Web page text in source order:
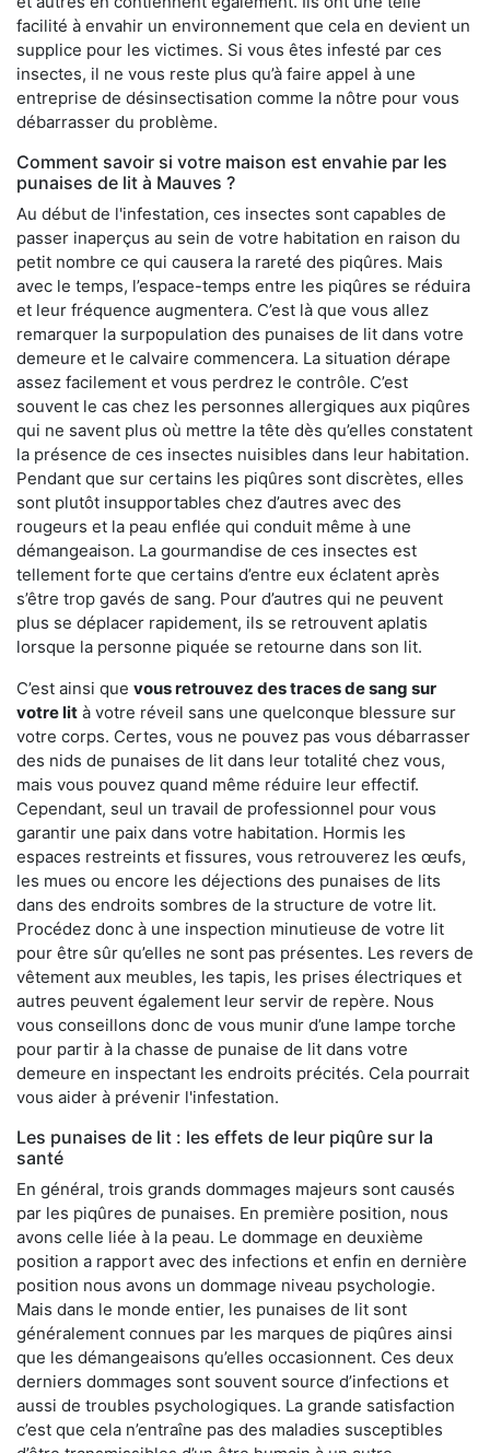
facilité à envahir un environnement que cela en devient un
supplice pour les victimes. Si vous êtes infesté par ces
insectes, il ne vous reste plus qu’à faire appel à une
entreprise de désinsectisation comme la nôtre pour vous
débarrasser du problème.
Comment savoir si votre maison est envahie par les
punaises de lit à Mauves ?
Au début de l'infestation, ces insectes sont capables de
passer inaperçus au sein de votre habitation en raison du
petit nombre ce qui causera la rareté des piqûres. Mais
avec le temps, l’espace-temps entre les piqûres se réduira
et leur fréquence augmentera. C’est là que vous allez
remarquer la surpopulation des punaises de lit dans votre
demeure et le calvaire commencera. La situation dérape
assez facilement et vous perdrez le contrôle. C’est
souvent le cas chez les personnes allergiques aux piqûres
qui ne savent plus où mettre la tête dès qu’elles constatent
la présence de ces insectes nuisibles dans leur habitation.
Pendant que sur certains les piqûres sont discrètes, elles
sont plutôt insupportables chez d’autres avec des
rougeurs et la peau enflée qui conduit même à une
démangeaison. La gourmandise de ces insectes est
tellement forte que certains d’entre eux éclatent après
s’être trop gavés de sang. Pour d’autres qui ne peuvent
plus se déplacer rapidement, ils se retrouvent aplatis
lorsque la personne piquée se retourne dans son lit.
C’est ainsi que vous retrouvez des traces de sang sur
votre lit à votre réveil sans une quelconque blessure sur
votre corps. Certes, vous ne pouvez pas vous débarrasser
des nids de punaises de lit dans leur totalité chez vous,
mais vous pouvez quand même réduire leur effectif.
Cependant, seul un travail de professionnel pour vous
garantir une paix dans votre habitation. Hormis les
espaces restreints et fissures, vous retrouverez les œufs,
les mues ou encore les déjections des punaises de lits
dans des endroits sombres de la structure de votre lit.
Procédez donc à une inspection minutieuse de votre lit
pour être sûr qu’elles ne sont pas présentes. Les revers de
vêtement aux meubles, les tapis, les prises électriques et
autres peuvent également leur servir de repère. Nous
vous conseillons donc de vous munir d’une lampe torche
pour partir à la chasse de punaise de lit dans votre
demeure en inspectant les endroits précités. Cela pourrait
vous aider à prévenir l'infestation.
Les punaises de lit : les effets de leur piqûre sur la
santé
En général, trois grands dommages majeurs sont causés
par les piqûres de punaises. En première position, nous
avons celle liée à la peau. Le dommage en deuxième
position a rapport avec des infections et enfin en dernière
position nous avons un dommage niveau psychologie.
Mais dans le monde entier, les punaises de lit sont
généralement connues par les marques de piqûres ainsi
que les démangeaisons qu’elles occasionnent. Ces deux
derniers dommages sont souvent source d’infections et
aussi de troubles psychologiques. La grande satisfaction
c’est que cela n’entraîne pas des maladies susceptibles